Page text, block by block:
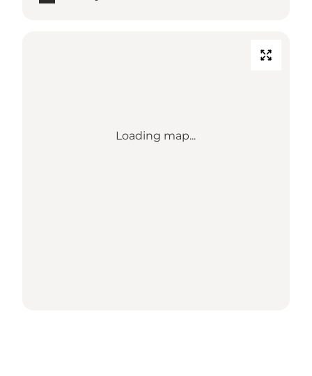
Loading map...